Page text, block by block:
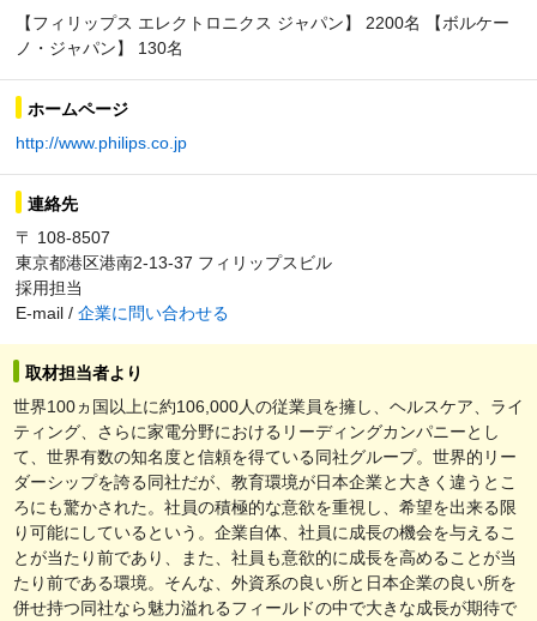
【フィリップス エレクトロニクス ジャパン】 2200名 【ボルケー
ノ・ジャパン】 130名
ホームページ
http://www.philips.co.jp
連絡先
〒 108-8507
東京都港区港南2-13-37 フィリップスビル
採用担当
E-mail / 企業に問い合わせる
取材担当者より
世界100ヵ国以上に約106,000人の従業員を擁し、ヘルスケア、ライ
ティング、さらに家電分野におけるリーディングカンパニーとし
て、世界有数の知名度と信頼を得ている同社グループ。世界的リー
ダーシップを誇る同社だが、教育環境が日本企業と大きく違うとこ
ろにも驚かされた。社員の積極的な意欲を重視し、希望を出来る限
り可能にしているという。企業自体、社員に成長の機会を与えるこ
とが当たり前であり、また、社員も意欲的に成長を高めることが当
たり前である環境。そんな、外資系の良い所と日本企業の良い所を
併せ持つ同社なら魅力溢れるフィールドの中で大きな成長が期待で